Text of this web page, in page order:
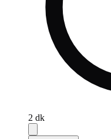
2 dk